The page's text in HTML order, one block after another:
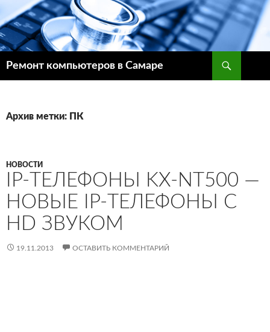
Ремонт компьютеров в Самаре
Архив метки: ПК
НОВОСТИ
IP-ТЕЛЕФОНЫ KX-NT500 —
НОВЫЕ IP-ТЕЛЕФОНЫ С
HD ЗВУКОМ
19.11.2013 ОСТАВИТЬ КОММЕНТАРИЙ